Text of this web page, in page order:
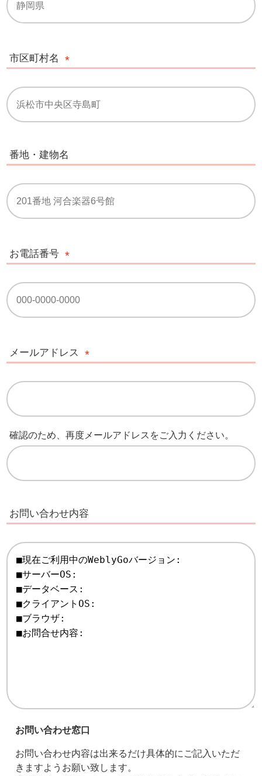
市区町村名
番地・建物名
お電話番号
メールアドレス
確認のため、再度メールアドレスをご入力ください。
お問い合わせ内容
お問い合わせ窓口
お問い合わせ内容は出来るだけ具体的にご記入いただ
きますようお願い致します。